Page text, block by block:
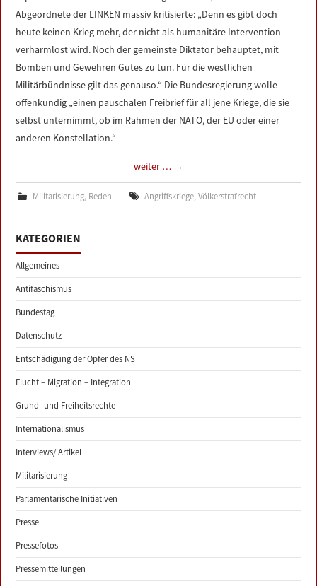
Abgeordnete der LINKEN massiv kritisierte: „Denn es gibt doch
heute keinen Krieg mehr, der nicht als humanitäre Intervention
verharmlost wird. Noch der gemeinste Diktator behauptet, mit
Bomben und Gewehren Gutes zu tun. Für die westlichen
Militärbündnisse gilt das genauso.“ Die Bundesregierung wolle
offenkundig „einen pauschalen Freibrief für all jene Kriege, die sie
selbst unternimmt, ob im Rahmen der NATO, der EU oder einer
anderen Konstellation.“
weiter … →
Militarisierung, Reden Angriffskriege, Völkerstrafrecht
KATEGORIEN
Allgemeines
Antifaschismus
Bundestag
Datenschutz
Entschädigung der Opfer des NS
Flucht – Migration – Integration
Grund- und Freiheitsrechte
Internationalismus
Interviews/ Artikel
Militarisierung
Parlamentarische Initiativen
Presse
Pressefotos
Pressemitteilungen